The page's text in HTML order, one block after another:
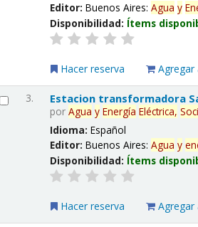
Editor:Buenos Aires:Agua y
Disponibilidad: Ítems
Hacer reserva Agregar
3. Estacion transformadora
porAgua y Energía Eléctrica,
Idioma:Español
Editor:Buenos Aires:Agua y
Disponibilidad: Ítems
Hacer reserva Agregar